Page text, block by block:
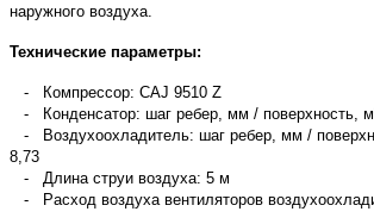
наружного воздуха.
Технические параметры:
- Компрессор: CAJ 9510 Z
- Конденсатор: шаг ребер, мм / поверхность,
- Воздухоохладитель: шаг ребер, мм /
8,73
- Длина струи воздуха: 5 м
- Расход воздуха вентиляторов